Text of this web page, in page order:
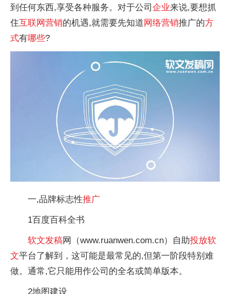
到任何东西,享受各种服务。对于公司 企业来说,要想抓
住互联网营销的机遇,就需要先知道网络营销推广的方
式有哪些?
一,品牌标志性推广
1百度百科全书
软文发稿网（www.ruanwen.com.cn）自助投放软
文平台了解到，这可能是最常见的,但第一阶段特别难
做。通常,它只能用作公司的全名或简单版本。
2地图建设